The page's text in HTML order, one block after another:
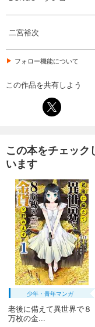
606 円 (税
あらす
679円 (税込)
あらすじ
二宮裕次
フォロー機能について
この作品を共有しよう
この本をチェック
います
少年・青年マンガ
老後に備えて異世界で８
万枚の金...